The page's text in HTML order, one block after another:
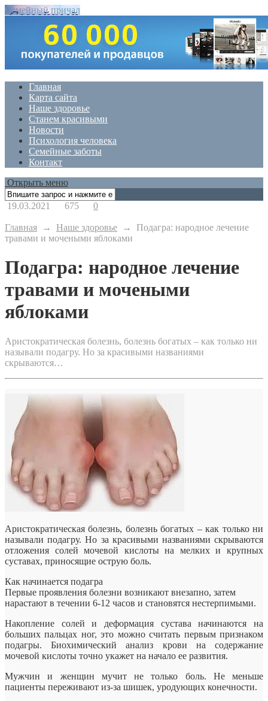
Семейный причал
Главная
Карта сайта
Наше здоровье
Станем красивыми
Новости
Психология человека
Семейные заботы
Контакт
Открыть меню
19.03.2021 675 0
Главная → Наше здоровье → Подагра: народное лечение
травами и мочеными яблоками
Подагра: народное лечение
травами и мочеными
яблоками
Аристократическая болезнь, болезнь богатых – как только ни
называли подагру. Но за красивыми названиями
скрываются…
Аристократическая болезнь, болезнь богатых – как только ни
называли подагру. Но за красивыми названиями скрываются
отложения солей мочевой кислоты на мелких и крупных
суставах, приносящие острую боль.
Как начинается подагра
Первые проявления болезни возникают внезапно, затем
нарастают в течении 6-12 часов и становятся нестерпимыми.
Накопление солей и деформация сустава начинаются на
больших пальцах ног, это можно считать первым признаком
подагры. Биохимический анализ крови на содержание
мочевой кислоты точно укажет на начало ее развития.
Мужчин и женщин мучит не только боль. Не меньше
пациенты переживают из-за шишек, уродующих конечности.